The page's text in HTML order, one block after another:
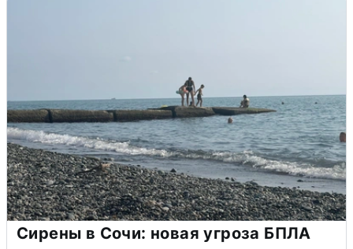
Сирены в Сочи: новая угроза БПЛА